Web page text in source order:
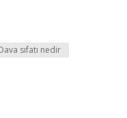
sıfatı nedir